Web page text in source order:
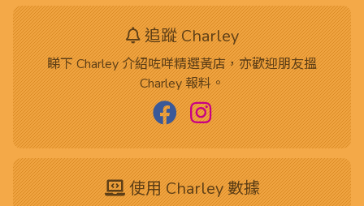
追蹤 Charley
睇下 Charley 介紹咗咩精選黃店，亦歡迎朋友搵
Charley 報料。
使用 Charley 數據